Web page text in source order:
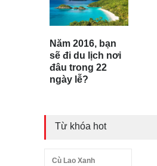
Năm 2016, bạn
sẽ đi du lịch nơi
đâu trong 22
ngày lễ?
Từ khóa hot
Cù Lao Xanh